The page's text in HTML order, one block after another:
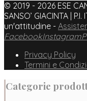
© 2019 - 2026 ESE
SANSO’ GIACINTA |
un'attitudine -
FacebookInstagram
Privacy Policy
Termini e
Categorie